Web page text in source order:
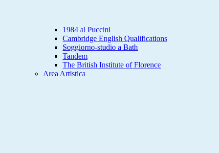
1984 al Puccini
Cambridge English Qualifications
Soggiorno-studio a Bath
Tandem
The British Institute of Florence
Area Artistica